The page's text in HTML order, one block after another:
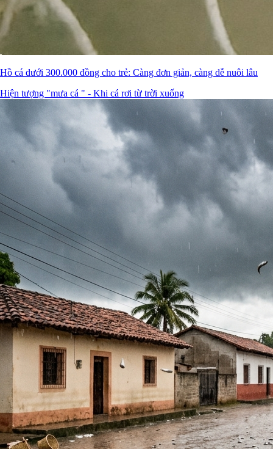
Hồ cá dưới 300.000 đồng cho trẻ: Càng đơn giản, càng dễ nuôi lâu
Hiện tượng "mưa cá " - Khi cá rơi từ trời xuống